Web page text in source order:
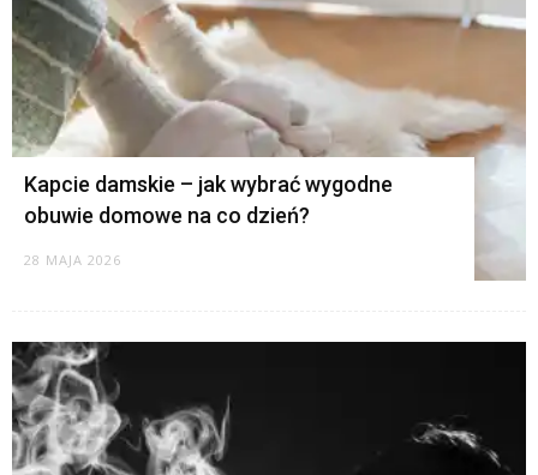
Kapcie damskie – jak wybrać wygodne
obuwie domowe na co dzień?
28 MAJA 2026